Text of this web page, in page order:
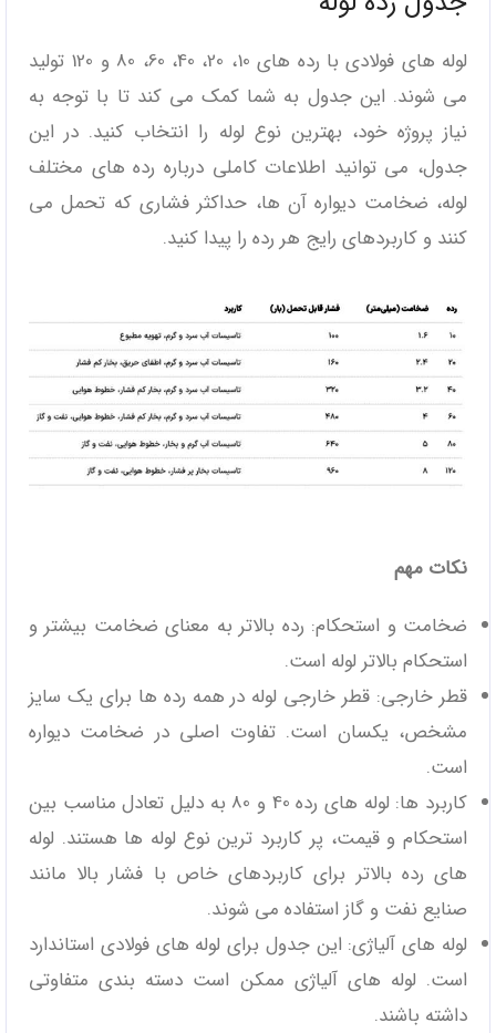
لوله‌ های فولادی با رده‌ های 10، 20، 40، 60، 80 و 120 تولید
می ‌شوند. این جدول به شما کمک می‌ کند تا با توجه به
نیاز پروژه خود، بهترین نوع لوله را انتخاب کنید. در این
جدول، می ‌توانید اطلاعات کاملی درباره رده‌ های مختلف
لوله، ضخامت دیواره آن‌ ها، حداکثر فشاری که تحمل می
‌کنند و کاربردهای رایج هر رده را پیدا کنید.
نکات مهم
ضخامت و استحکام: رده بالاتر به معنای ضخامت بیشتر و
استحکام بالاتر لوله است.
قطر خارجی: قطر خارجی لوله در همه رده ‌ها برای یک سایز
مشخص، یکسان است. تفاوت اصلی در ضخامت دیواره
است.
کاربرد ها: لوله‌ های رده 40 و 80 به دلیل تعادل مناسب بین
استحکام و قیمت، پر کاربرد ترین نوع لوله ‌ها هستند. لوله‌
های رده بالاتر برای کاربردهای خاص با فشار بالا مانند
صنایع نفت و گاز استفاده می ‌شوند.
لوله‌ های آلیاژی: این جدول برای لوله‌ های فولادی استاندارد
است. لوله‌ های آلیاژی ممکن است دسته ‌بندی متفاوتی
داشته باشند.